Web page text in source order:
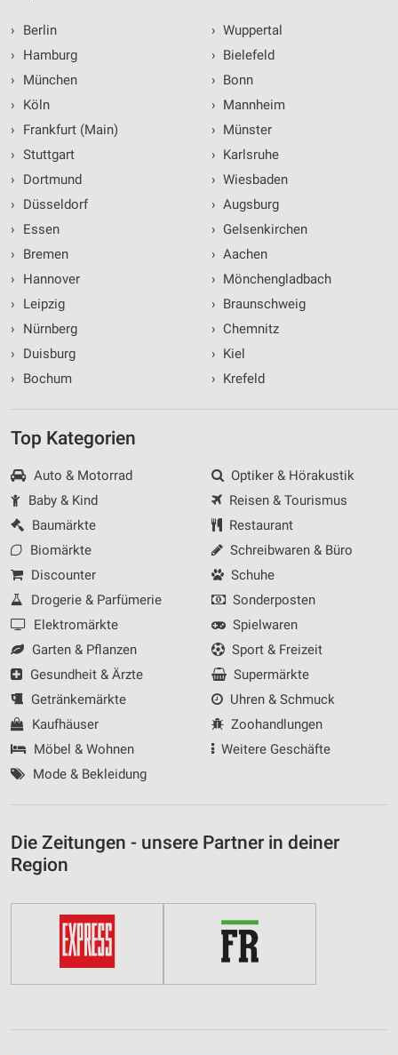
›
Berlin
›
Hamburg
›
München
›
Köln
›
Frankfurt (Main)
› Stuttgart
›
Dortmund
›
Düsseldorf
›
Essen
›
Bremen
›
Hannover
›
Leipzig
›
Nürnberg
›
Duisburg
›
Bochum
› Wuppertal
› Bielefeld
› Bonn
› Mannheim
› Münster
› Karlsruhe
› Wiesbaden
› Augsburg
› Gelsenkirchen
› Aachen
› Mönchengladbach
› Braunschweig
› Chemnitz
› Kiel
› Krefeld
Top Kategorien
Auto & Motorrad
Baby & Kind
Baumärkte
Biomärkte
Discounter
Drogerie & Parfümerie
Elektromärkte
Garten & Pflanzen
Gesundheit & Ärzte
Getränkemärkte
Kaufhäuser
Möbel & Wohnen
Mode & Bekleidung
Optiker & Hörakustik
Reisen & Tourismus
Restaurant
Schreibwaren & Büro
Schuhe
Sonderposten
Spielwaren
Sport & Freizeit
Supermärkte
Uhren & Schmuck
Zoohandlungen
Weitere Geschäfte
Die Zeitungen - unsere Partner in deiner
Region